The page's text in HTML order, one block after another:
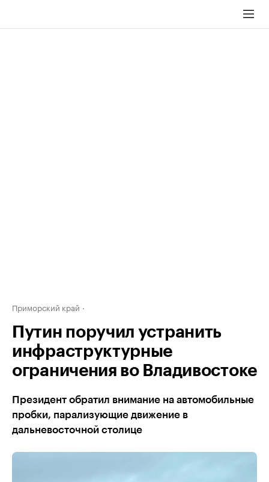
Приморский край
Путин поручил устранить
инфраструктурные
ограничения во Владивостоке
Президент обратил внимание на автомобильные
пробки, парализующие движение в
дальневосточной столице